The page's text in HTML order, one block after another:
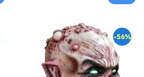
-56%